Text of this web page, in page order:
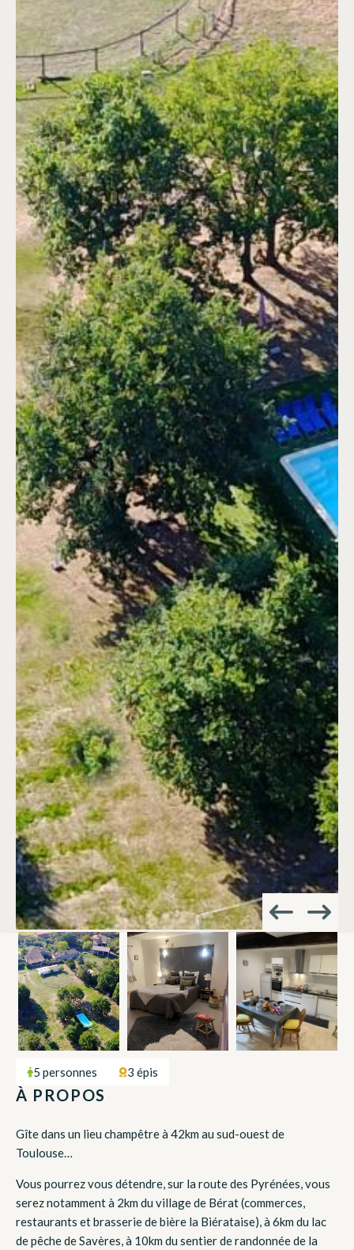
5 personnes 3 épis
À PROPOS
Gîte dans un lieu champêtre à 42km au sud-ouest de
Toulouse…
Vous pourrez vous détendre, sur la route des Pyrénées, vous
serez notamment à 2km du village de Bérat (commerces,
restaurants et brasserie de bière la Biérataise), à 6km du lac
de pêche de Savères, à 10km du sentier de randonnée de la